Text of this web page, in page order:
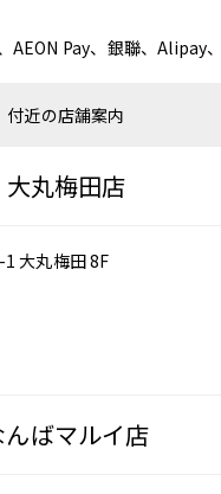
AEON Pay、銀聯、Alipay
付近の店舗案内
大丸梅田店
大丸梅田 8F
んばマルイ店